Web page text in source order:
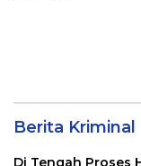
Berita Kriminal
Di Tengah Proses